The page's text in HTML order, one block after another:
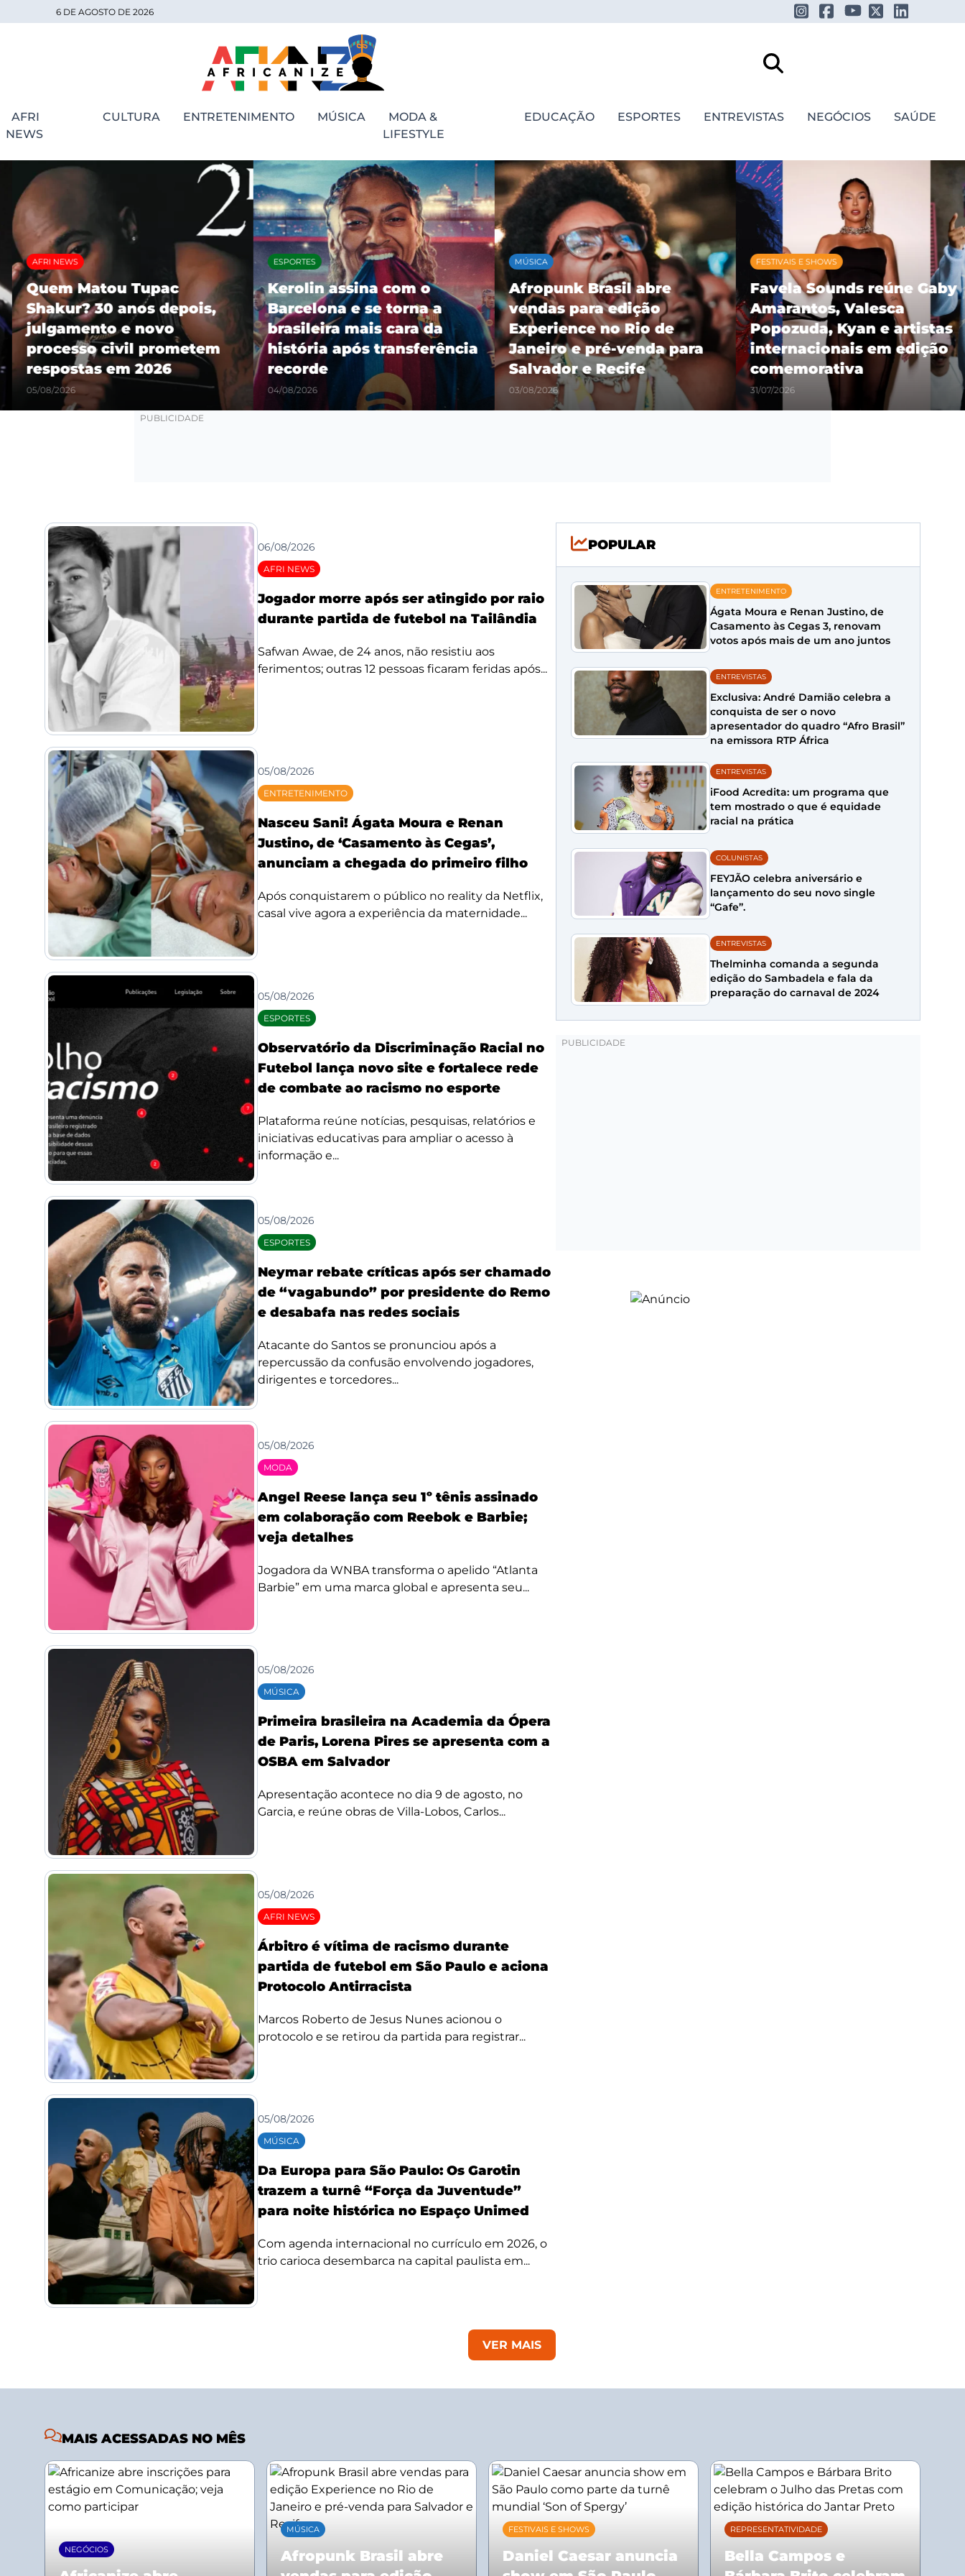
6 DE AGOSTO DE 2026
AFRI
NEWS
CULTURA ENTRETENIMENTO MÚSICA
MODA &
LIFESTYLE
EDUCAÇÃO ESPORTES ENTREVISTAS NEGÓCIOS SAÚDE
AFRI NEWS
Quem Matou Tupac
Shakur? 30 anos depois,
julgamento e novo
processo civil prometem
respostas em 2026
05/08/2026
ESPORTES
Kerolin assina com o
Barcelona e se torna a
brasileira mais cara da
história após transferência
recorde
04/08/2026
MÚSICA
Afropunk Brasil abre
vendas para edição
Experience no Rio de
Janeiro e pré-venda para
Salvador e Recife
03/08/2026
FESTIVAIS E SHOWS
Favela Sounds reúne Gaby
Amarantos, Valesca
Popozuda, Kyan e artistas
internacionais em edição
comemorativa
31/07/2026
06/08/2026
AFRI NEWS
Jogador morre após ser atingido por raio
durante partida de futebol na Tailândia
Safwan Awae, de 24 anos, não resistiu aos
ferimentos; outras 12 pessoas ficaram feridas após...
05/08/2026
ENTRETENIMENTO
Nasceu Sani! Ágata Moura e Renan
Justino, de ‘Casamento às Cegas’,
anunciam a chegada do primeiro filho
Após conquistarem o público no reality da Netflix,
casal vive agora a experiência da maternidade...
05/08/2026
ESPORTES
Observatório da Discriminação Racial no
Futebol lança novo site e fortalece rede
de combate ao racismo no esporte
Plataforma reúne notícias, pesquisas, relatórios e
iniciativas educativas para ampliar o acesso à
informação e...
05/08/2026
ESPORTES
Neymar rebate críticas após ser chamado
de “vagabundo” por presidente do Remo
e desabafa nas redes sociais
Atacante do Santos se pronunciou após a
repercussão da confusão envolvendo jogadores,
dirigentes e torcedores...
05/08/2026
MODA
Angel Reese lança seu 1º tênis assinado
em colaboração com Reebok e Barbie;
veja detalhes
Jogadora da WNBA transforma o apelido “Atlanta
Barbie” em uma marca global e apresenta seu...
05/08/2026
MÚSICA
Primeira brasileira na Academia da Ópera
de Paris, Lorena Pires se apresenta com a
OSBA em Salvador
Apresentação acontece no dia 9 de agosto, no
Garcia, e reúne obras de Villa-Lobos, Carlos...
05/08/2026
AFRI NEWS
Árbitro é vítima de racismo durante
partida de futebol em São Paulo e aciona
Protocolo Antirracista
Marcos Roberto de Jesus Nunes acionou o
protocolo e se retirou da partida para registrar...
05/08/2026
MÚSICA
Da Europa para São Paulo: Os Garotin
trazem a turnê “Força da Juventude”
para noite histórica no Espaço Unimed
Com agenda internacional no currículo em 2026, o
trio carioca desembarca na capital paulista em...
VER MAIS
POPULAR
ENTRETENIMENTO
Ágata Moura e Renan Justino, de
Casamento às Cegas 3, renovam
votos após mais de um ano juntos
ENTREVISTAS
Exclusiva: André Damião celebra a
conquista de ser o novo
apresentador do quadro “Afro Brasil”
na emissora RTP África
ENTREVISTAS
iFood Acredita: um programa que
tem mostrado o que é equidade
racial na prática
COLUNISTAS
FEYJÃO celebra aniversário e
lançamento do seu novo single
“Gafe”.
ENTREVISTAS
Thelminha comanda a segunda
edição do Sambadela e fala da
preparação do carnaval de 2024
MAIS ACESSADAS NO MÊS
NEGÓCIOS
MÚSICA
Afropunk Brasil abre
FESTIVAIS E SHOWS
Daniel Caesar anuncia
REPRESENTATIVIDADE
Bella Campos e